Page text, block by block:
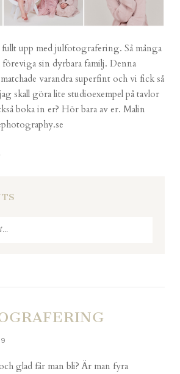
upp med julfotografering. Så många
sin dyrbara familj. Denna
varandra superfint och vi fick så
skall göra lite studioexempel på tavlor
boka in er? Hör bara av er. Malin
glad får man bli? Är man fyra